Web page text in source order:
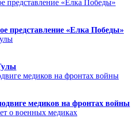
представление «Елка Победы»
медиков на фронтах войны